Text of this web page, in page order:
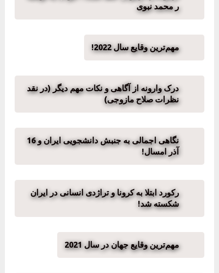
ر محمد نبوی
مهم‌ترین وقایع سال 2022!
درک وارونه از آگاهی و نکات مهم دیگر (در نقد
نظرات صلاح مازوجی)
نگاهی اجمالی به جنبش دانشجویی ایران و 16
آذر امسال!
رکورد ابتلا به کرونا و تراژدی انسانی در ایران
شکسته شد!
مهم‌ترین وقایع جهان در سال 2021